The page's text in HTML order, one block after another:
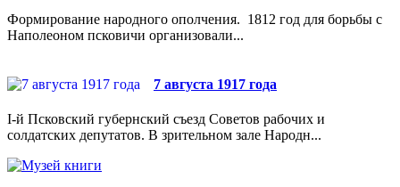
Формирование народного ополчения. 1812 год для борьбы с
Наполеоном псковичи организовали...
7 августа 1917 года
I-й Псковский губернский съезд Советов рабочих и
солдатских депутатов. В зрительном зале Народн...